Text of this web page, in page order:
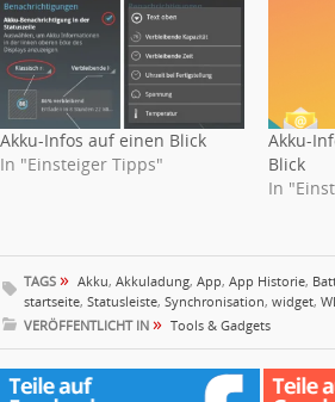
Akku-Infos auf einen Blick
In "Einsteiger Tipps"
Akku-
Blick
In
TAGS » Akku, Akkuladung, App, App Historie,
startseite, Statusleiste, Synchronisation, widget,
VERÖFFENTLICHT IN » Tools & Gadgets